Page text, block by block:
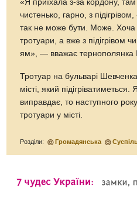
«Я приїхала з-за кордону,
чистенько, гарно, з
так не може бути. Може. Хоча
тротуари, а вже з підігрівом
ям», — вважає тернополянка
Тротуар на бульварі
місті, який
виправдає, то наступного
тротуари у місті.
Розділи: Громадянська